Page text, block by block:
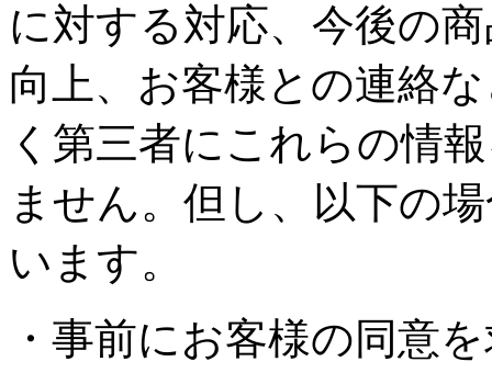
に対する対応、今後の
向上、お客様との連絡
く第三者にこれらの情
ません。但し、以下の
います。
・事前にお客様の同意